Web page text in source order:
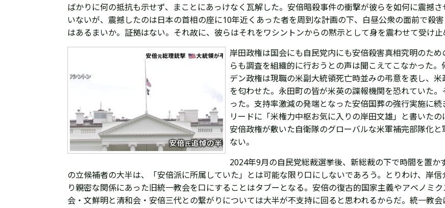
ばかりに何の抵抗も示せず、まことにあっけなく瓦解した。安倍暗殺事件の衝撃が彼らを如何に震撼
いないが、震撼したのは日本の首相の座に10年近くあった者を周到な計画の下、白昼公衆の面前で殺
はあるまいか。証拠はない。それ故に、彼らはそれをワシントンからの黙示として身を震わせて受け止
岸田政権は国会にも自民党内にも安倍殺害真相究明のた
らも調査を組織的に行おうとの声は聞こえてこなかった
デン政権は現職の米副大統領死亡時並みの弔意を表し、
を匂わせた。永田町の皆が米英の諜報機関を恐れていた
った。支持率激減の発端となった安倍国葬の強行実施に
リードに「米権力中枢お気に入りの岸田文雄」と書いた
安倍政権が敷いた自衛隊のグローバルな米軍補完部隊化
ない。
2024年9月の自民党総裁選挙後、 新総裁の下で時間を置か
の立候補者の大半は、「安倍派に所属していた」とは可能な限り 口にしないであろう。とりわけ、岸
り親密な関係にあった 旧統一教会を口にすることはタブーとなる。安倍の復古的国家主義やアベノミ
会・文鮮明と清和会 ・安倍三代と の繋がりについては大半が不支持に回ると思われるからだ。統一教